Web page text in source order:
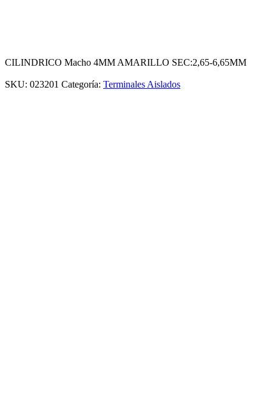
CILINDRICO Macho 4MM AMARILLO SEC:2,65-6,65MM
SKU: 023201 Categoría: Terminales Aislados